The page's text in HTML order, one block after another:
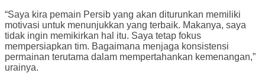
“Saya kira pemain Persib yang akan diturunkan memiliki
motivasi untuk menunjukkan yang terbaik. Makanya, saya
tidak ingin memikirkan hal itu. Saya tetap fokus
mempersiapkan tim. Bagaimana menjaga konsistensi
permainan terutama dalam mempertahankan kemenangan,”
urainya.